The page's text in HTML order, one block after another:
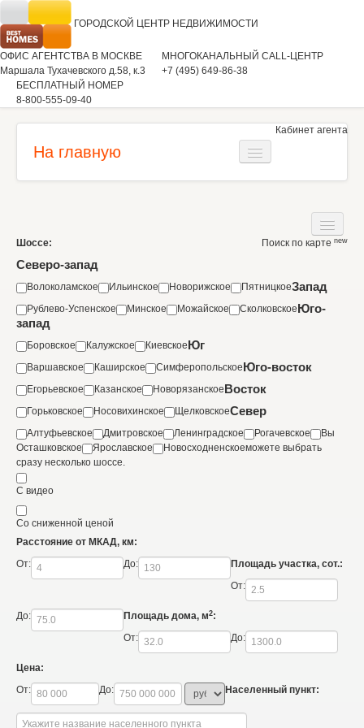
ГОРОДСКОЙ ЦЕНТР НЕДВИЖИМОСТИ
ОФИС АГЕНТСТВА В МОСКВЕ
Маршала Тухачевского д.58, к.3
МНОГОКАНАЛЬНЫЙ CALL-ЦЕНТР
+7 (495) 649-86-38
БЕСПЛАТНЫЙ НОМЕР
8-800-555-09-40
Кабинет агента
На главную
Аренда
Вакансии
Участки
Квартиры
Коммерческая недвижимость
Шоссе: Поиск по карте new
Северо-запад
Волоколамское Ильинское Новорижское ПятницкоеЗапад
Рублево-Успенское Минское Можайское СколковскоеЮго-
запад
Боровское Калужское КиевскоеЮг
Варшавское Каширское СимферопольскоеЮго-восток
Егорьевское Казанское НоворязанскоеВосток
Горьковское Носовихинское ЩелковскоеСевер
Алтуфьевское Дмитровское Ленинградское
Рогачевское
Осташковское
Ярославское Новосходненское
Вы
можете выбрать
сразу несколько шоссе.
С видео
Со сниженной ценой
Расстояние от МКАД, км:
От:
До:
Площадь участка, сот.:
От:
До: Площадь дома, м2:
От:
До:
Цена:
От:
До: Населенный пункт: